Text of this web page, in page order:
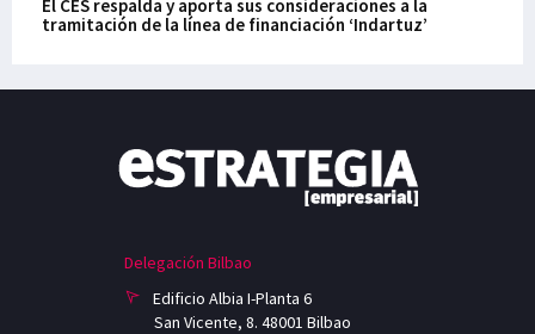
El CES respalda y aporta sus consideraciones a la
tramitación de la línea de financiación ‘Indartuz’
Delegación Bilbao
Edificio Albia I-Planta 6
San Vicente, 8. 48001 Bilbao